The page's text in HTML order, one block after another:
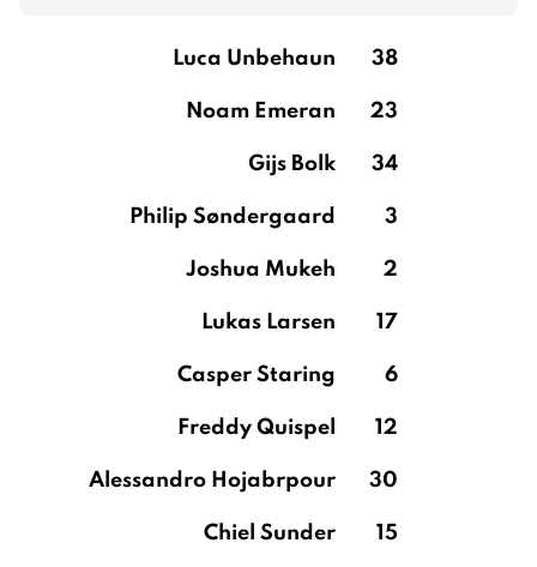
Luca Unbehaun 38
Noam Emeran 23
Gijs Bolk 34
Philip Søndergaard 3
Joshua Mukeh 2
Lukas Larsen 17
Casper Staring 6
Freddy Quispel 12
Alessandro Hojabrpour 30
Chiel Sunder 15